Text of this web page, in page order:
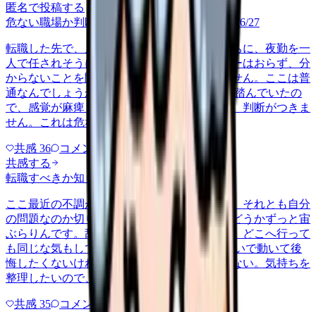
匿名で投稿する
危ない職場か判断してほしい career-growth 2026/6/27
転職した先で、入職して二ヶ月も経たないうちに、夜勤を一
人で任されそうになっています。プリセプターはおらず、分
からないことを聞ける相手も日によっていません。ここは普
通なんでしょうか。 前の職場はもっと段階を踏んでいたの
で、感覚が麻痺しているのか自分が甘いのか、判断がつきま
せん。これは危ない環境なのか…
共感 36 コメント
共感する
転職すべきか知りたい
2026/6/26
ここ最近の不調が、職場の環境のせいなのか、それとも自分
の問題なのか切り分けられず、転職すべきかどうかずっと宙
ぶらりんです。辞めれば楽になる気もするし、どこへ行って
も同じな気もして、決め手がありません。 勢いで動いて後
悔したくないけれど、このまま留まる根拠もない。気持ちを
整理したいので、判断材料の集…
共感 35 コメント 2